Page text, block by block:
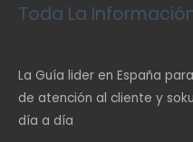
Toda La
La Guía lider en España
de atención al cliente y
día a día